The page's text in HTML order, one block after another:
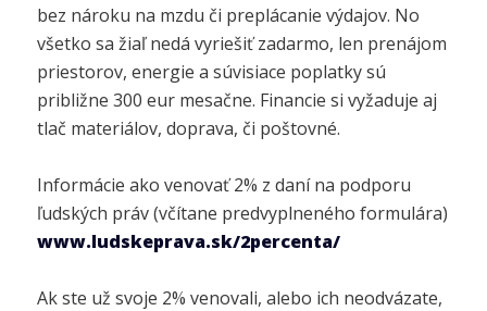
bez nároku na mzdu či preplácanie výdajov. No
všetko sa žiaľ nedá vyriešiť zadarmo, len prenájom
priestorov, energie a súvisiace poplatky sú
približne 300 eur mesačne. Financie si vyžaduje aj
tlač materiálov, doprava, či poštovné.
Informácie ako venovať 2% z daní na podporu
ľudských práv (včítane predvyplneného formulára)
www.ludskeprava.sk/2percenta/
Ak ste už svoje 2% venovali, alebo ich neodvázate,